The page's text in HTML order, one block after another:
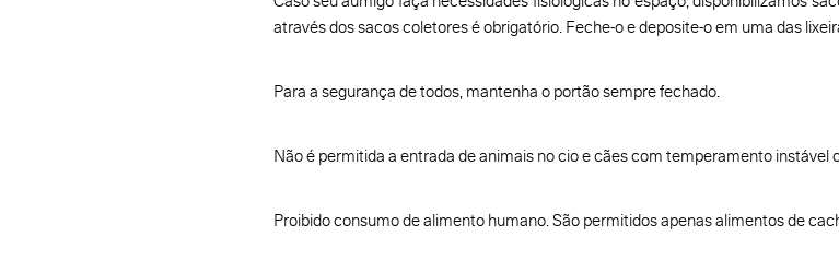
através dos sacos coletores é obrigatório. Feche-o e deposite-o em uma das
Para a segurança de todos, mantenha o portão sempre fechado.
Não é permitida a entrada de animais no cio e cães com temperamento instável
Proibido consumo de alimento humano. São permitidos apenas alimentos de